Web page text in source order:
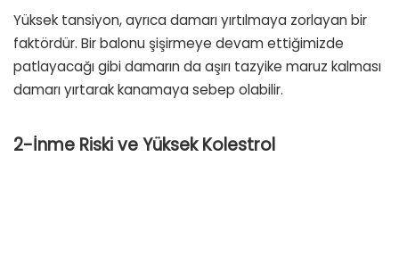
Yüksek tansiyon, ayrıca damarı yırtılmaya zorlayan bir
faktördür. Bir balonu şişirmeye devam ettiğimizde
patlayacağı gibi damarın da aşırı tazyike maruz kalması
damarı yırtarak kanamaya sebep olabilir.
2-İnme Riski ve Yüksek Kolestrol